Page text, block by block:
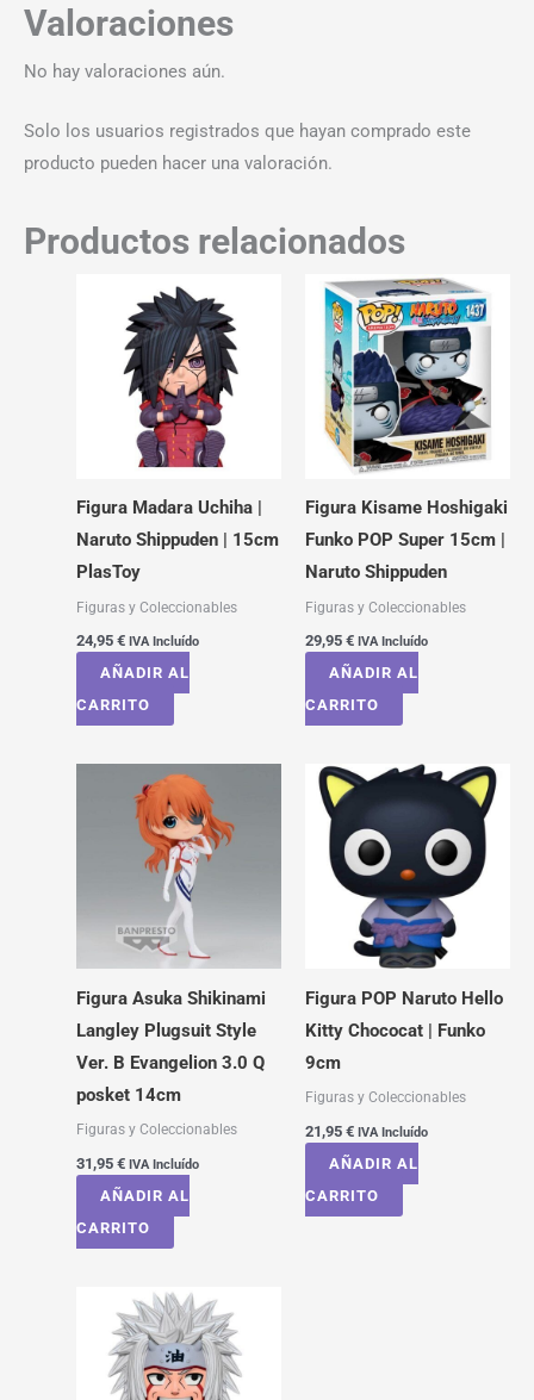
Valoraciones
No hay valoraciones aún.
Solo los usuarios registrados que hayan comprado este
producto pueden hacer una valoración.
Productos relacionados
Figura Madara Uchiha |
Naruto Shippuden | 15cm
PlasToy
Figuras y Coleccionables
24,95 € IVA Incluído
AÑADIR AL
CARRITO
Figura Kisame Hoshigaki
Funko POP Super 15cm |
Naruto Shippuden
Figuras y Coleccionables
29,95 € IVA Incluído
AÑADIR AL
CARRITO
Figura Asuka Shikinami
Langley Plugsuit Style
Ver. B Evangelion 3.0 Q
posket 14cm
Figuras y Coleccionables
31,95 € IVA Incluído
AÑADIR AL
CARRITO
Figura POP Naruto Hello
Kitty Chococat | Funko
9cm
Figuras y Coleccionables
21,95 € IVA Incluído
AÑADIR AL
CARRITO